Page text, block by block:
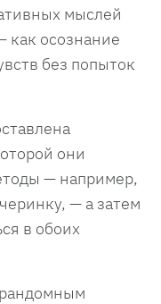
мыслей
как осознание
без попыток
они
— например,
— а затем
в обоих